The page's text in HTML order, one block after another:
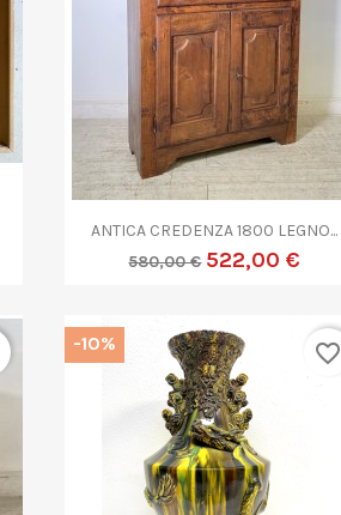
Anteprima
ANTICA CREDENZA 1800 LEGNO...
580,00 € 522,00 €
-10% favorite_border